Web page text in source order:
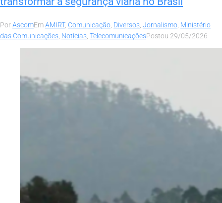
PorAscomEmAMIRT, Comunicação, Diversos, Jornalismo, Ministério
das Comunicações, Notícias, TelecomunicaçõesPostou 29/05/2026